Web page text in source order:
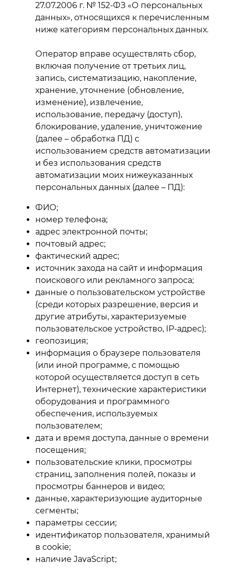
27.07.2006 г. № 152-ФЗ «О персональных
данных», относящихся к перечисленным
ниже категориям персональных данных.
Оператор вправе осуществлять сбор,
включая получение от третьих лиц,
запись, систематизацию, накопление,
хранение, уточнение (обновление,
изменение), извлечение,
использование, передачу (доступ),
блокирование, удаление, уничтожение
(далее – обработка ПД) с
использованием средств автоматизации
и без использования средств
автоматизации моих нижеуказанных
персональных данных (далее – ПД):
ФИО;
номер телефона;
адрес электронной почты;
почтовый адрес;
фактический адрес;
источник захода на сайт и информация
поискового или рекламного запроса;
данные о пользовательском устройстве
(среди которых разрешение, версия и
другие атрибуты, характеризуемые
пользовательское устройство, IP-адрес);
геопозиция;
информация о браузере пользователя
(или иной программе, с помощью
которой осуществляется доступ в сеть
Интернет), технические характеристики
оборудования и программного
обеспечения, используемых
пользователем;
дата и время доступа, данные о времени
посещения;
пользовательские клики, просмотры
страниц, заполнения полей, показы и
просмотры баннеров и видео;
данные, характеризующие аудиторные
сегменты;
параметры сессии;
идентификатор пользователя, хранимый
в cookie;
наличие JavaScript;